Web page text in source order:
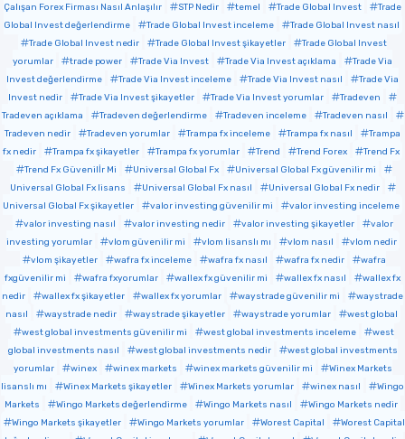
Çalışan Forex Firması Nasıl Anlaşılır
STP Nedir temel Trade Global Invest
Trade
Global Invest değerlendirme
Trade Global Invest inceleme
Trade Global Invest nasıl
Trade Global Invest nedir
Trade Global Invest şikayetler
Trade Global Invest
yorumlar
trade power Trade Via Invest Trade Via Invest açıklama
Trade Via
Invest değerlendirme
Trade Via Invest inceleme Trade Via Invest nasıl
Trade Via
Invest nedir
Trade Via Invest şikayetler Trade Via Invest yorumlar
Tradeven
Tradeven açıklama
Tradeven değerlendirme Tradeven inceleme
Tradeven nasıl
Tradeven nedir
Tradeven yorumlar Trampa fx inceleme Trampa fx nasıl
Trampa
fx nedir
Trampa fx şikayetler Trampa fx yorumlar Trend Trend Forex
Trend Fx
Trend Fx Güvenilİr Mi
Universal Global Fx
Universal Global Fx güvenilir mi
Universal Global Fx lisans
Universal Global Fx nasıl
Universal Global Fx nedir
Universal Global Fx şikayetler
valor investing güvenilir mi
valor investing inceleme
valor investing nasıl
valor investing nedir valor investing şikayetler
valor
investing yorumlar
vlom güvenilir mi vlom lisanslı mı vlom nasıl
vlom nedir
vlom şikayetler
wafra fx inceleme wafra fx nasıl wafra fx nedir
wafra
fxgüvenilir mi
wafra fxyorumlar wallex fx güvenilir mi wallex fx nasıl
wallex fx
nedir
wallex fx şikayetler wallex fx yorumlar waystrade güvenilir mi
waystrade
nasıl
waystrade nedir waystrade şikayetler waystrade yorumlar
west global
west global investments güvenilir mi
west global investments inceleme
west
global investments nasıl
west global investments nedir
west global investments
yorumlar
winex winex markets winex markets güvenilir mi
Winex Markets
lisanslı mı
Winex Markets şikayetler Winex Markets yorumlar winex nasıl
Wingo
Markets
Wingo Markets değerlendirme Wingo Markets nasıl
Wingo Markets nedir
Wingo Markets şikayetler
Wingo Markets yorumlar Worest Capital
Worest Capital